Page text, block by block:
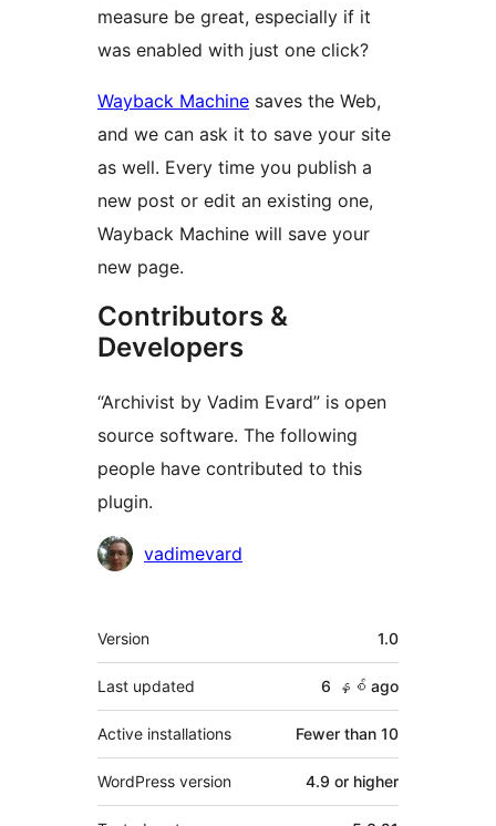
measure be great, especially if it
was enabled with just one click?
Wayback Machine saves the Web,
and we can ask it to save your site
as well. Every time you publish a
new post or edit an existing one,
Wayback Machine will save your
new page.
Contributors &
Developers
“Archivist by Vadim Evard” is open
source software. The following
people have contributed to this
plugin.
Contributors
vadimevard
Meta
Version 1.0
Last updated 6 နှစ် ago
Active installations Fewer than 10
WordPress version 4.9 or higher